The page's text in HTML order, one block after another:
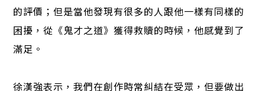
的評價；但是當他發現有很多的人跟他一樣有同樣的
困擾，從《鬼才之道》獲得救贖的時候，他感覺到了
滿足。
徐漢強表示，我們在創作時常糾結在受眾，但要做出